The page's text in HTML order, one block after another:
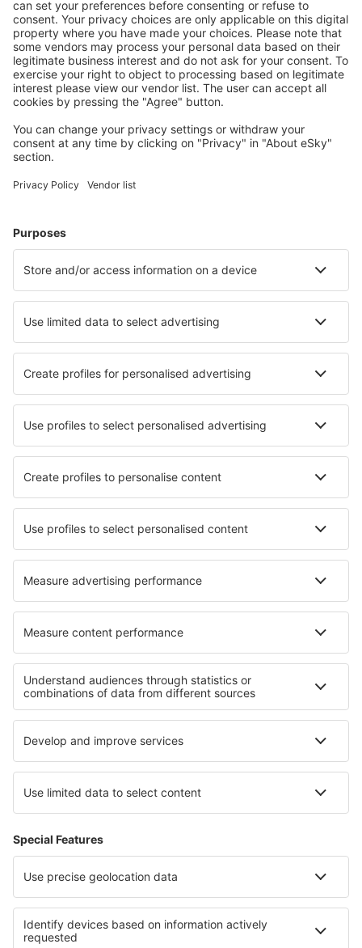
Economiseşte mai mult
Prețuri atractive și oferte speciale pentru utilizatorii
conectați.
Alege din peste 1,3 mil. de opţiuni: hoteluri, cabane,
apartamente și altele.
Cazare în Portugalia - Orașe populare
Cazare în Porto Cazare în Albufeira Cazare în Lagos
Cazare în Funchal Cazare în Lisabona
Cazare în Fundao Cazare în Ferragudo
Cazare în Sao Pedro do Sul
Cele mai bune locuri de cazare - orașe
Cazare Ladignac-Le-Long Cazare în Santa Fe
Cazare în Cortland Cazare Holmared Cazare Caldas
Cele mai bune locuri de cazare - regiuni
Cazare Lisbon coast Cazare în São Miguel
Cazare in Madeira Cazare in Porto
Cazare în Porto Santo Cazare in Voievodatul Mazovia
Cazare in Parcul Național Woliński Cazare in Osorno Province